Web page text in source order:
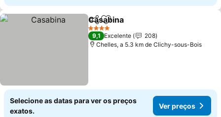
PartilharAdicionar aos favoritos
Casabina
4 Estrelas
9,1 Excelente
208
Chelles, a 5.3 km de Clichy-sous-Bois
Selecione as datas para ver os preços
exatos.
Ver preços